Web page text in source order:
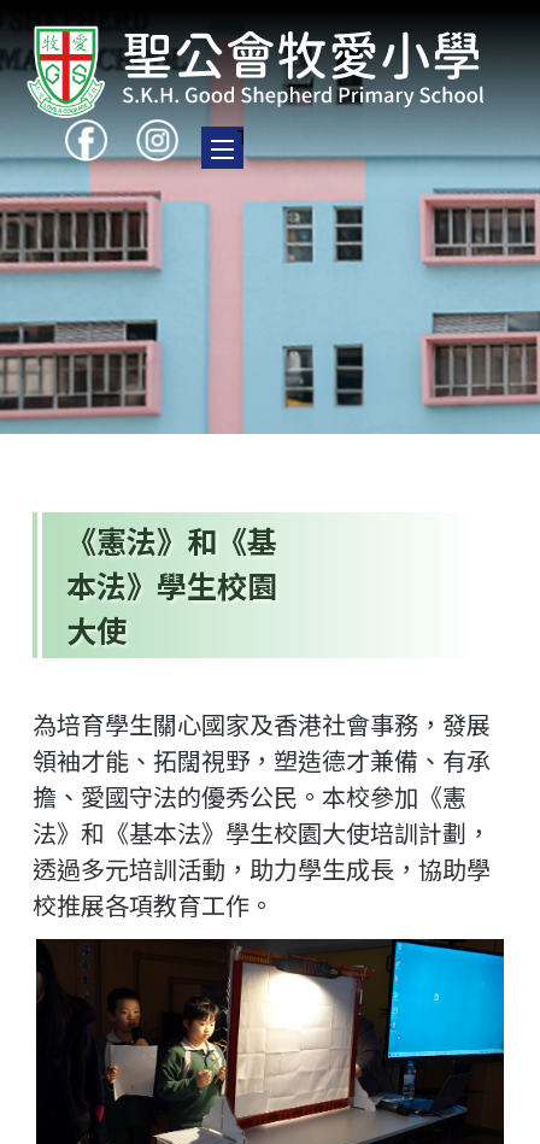
Toggle main menu visibility
《憲法》和《基
本法》學生校園
大使
為培育學生關心國家及香港社會事務，發展
領袖才能、拓闊視野，塑造德才兼備、有承
擔、愛國守法的優秀公民。本校參加《憲
法》和《基本法》學生校園大使培訓計劃，
透過多元培訓活動，助力學生成長，協助學
校推展各項教育工作。